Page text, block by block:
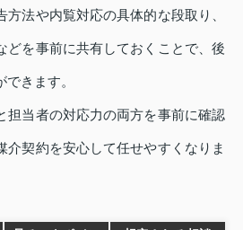
方法や内覧対応の具体的な段取り、
どを事前に共有しておくことで、後
きます。
担当者の対応力の両方を事前に確認
介契約を安心して任せやすくなりま